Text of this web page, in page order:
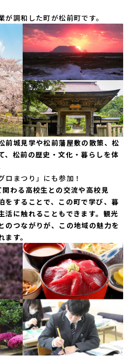
調和した町が松前町です。
前城見学や松前藩屋敷の散策、松
、松前の歴史・文化・暮らしを体
ロまつり」にも参加！
わる高校生との交流や高校見
をすることで、この町で学び、暮
活に触れることもできます。観光
のつながりが、この地域の魅力を
す。